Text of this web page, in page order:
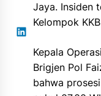
Jaya. Insiden
Kelompok
Kepala
Brigjen Pol
bahwa